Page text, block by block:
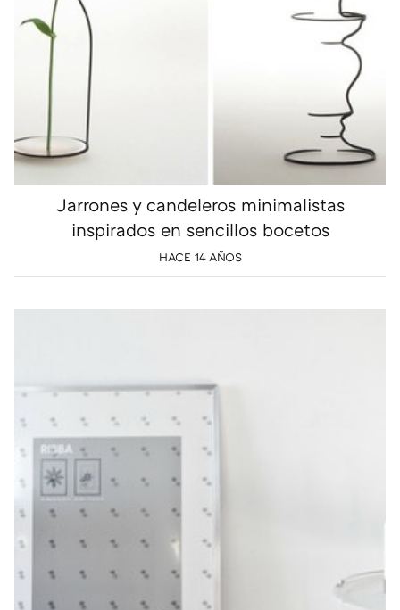
Jarrones y candeleros minimalistas
inspirados en sencillos bocetos
HACE 14 AÑOS